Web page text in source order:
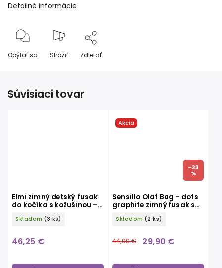
Detailné informácie
Opýtať sa Strážiť Zdieľať
Súvisiaci tovar
Elmi zimný detský fusak
do kočíka s kožušinou –
tmavo šedý
Skladom (3 ks)
46,25 €
Akcia
–33
%
Sensillo Olaf Bag - dots
graphite zimný fusak s
kožušinkou
Skladom (2 ks)
44,90 € 29,90 €